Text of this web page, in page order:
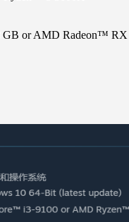
or AMD Radeon™